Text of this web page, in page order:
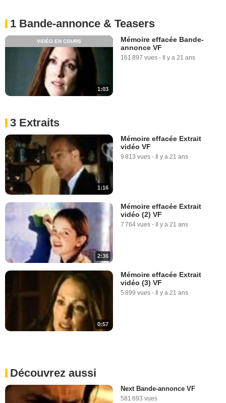
1 Bande-annonce & Teasers
1:03
VIDÉO EN COURS
Mémoire effacée Bande-
annonce VF
161 897 vues - Il y a 21 ans
3 Extraits
1:16
Mémoire effacée Extrait
vidéo VF
9 813 vues - Il y a 21 ans
2:36
Mémoire effacée Extrait
vidéo (2) VF
7 764 vues - Il y a 21 ans
0:57
Mémoire effacée Extrait
vidéo (3) VF
5 899 vues - Il y a 21 ans
Découvrez aussi
Next Bande-annonce VF
581 693 vues